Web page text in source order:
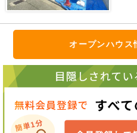
オープンハウス